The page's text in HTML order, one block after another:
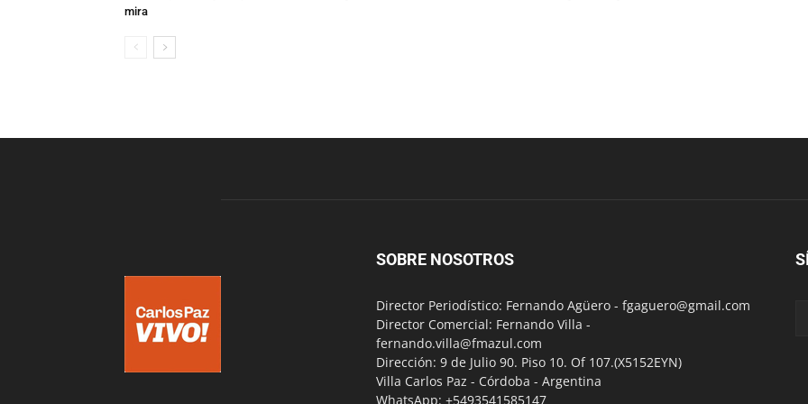
mira
SOBRE NOSOTROS
Director Periodístico: Fernando Agüero - fgaguero@gmail.com
Director Comercial: Fernando Villa -
fernando.villa@fmazul.com
Dirección: 9 de Julio 90. Piso 10. Of 107.(X5152EYN)
Villa Carlos Paz - Córdoba - Argentina
WhatsApp: +5493541585147